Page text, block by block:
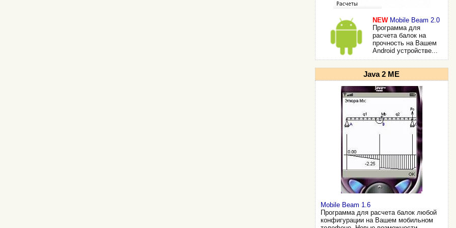
NEW Mobile Beam 2.0
Программа для
расчета балок на
прочность на Вашем
Android устройстве...
Java 2 ME
Mobile Beam 1.6
Программа для расчета балок любой
конфигурации на Вашем мобильном